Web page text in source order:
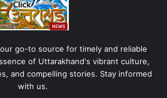
go-to source for timely and reliable
of Uttarakhand's vibrant culture,
and compelling stories. Stay informed
with us.